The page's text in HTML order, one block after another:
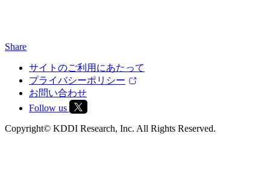
Share
サイトのご利用にあたって
プライバシーポリシー
お問い合わせ
Follow us
Copyright© KDDI Research, Inc. All Rights Reserved.